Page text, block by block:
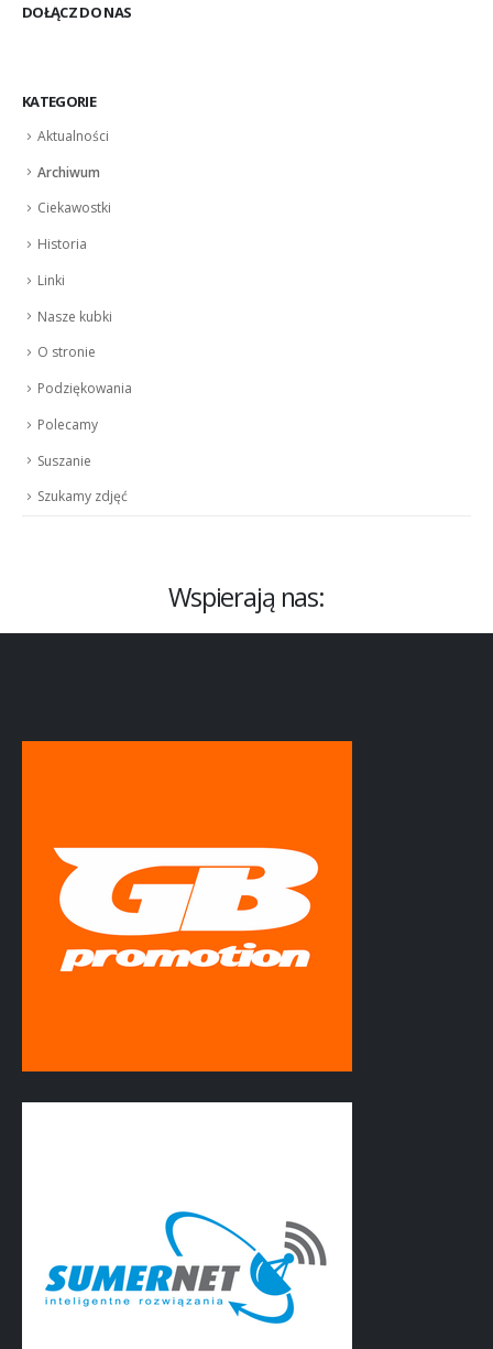
DOŁĄCZ DO NAS
KATEGORIE
Aktualności
Archiwum
Ciekawostki
Historia
Linki
Nasze kubki
O stronie
Podziękowania
Polecamy
Suszanie
Szukamy zdjęć
Wspierają nas: